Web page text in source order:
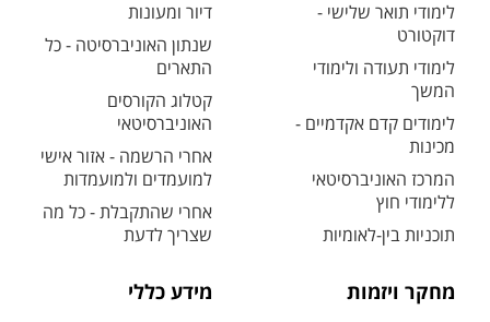
לימודי תואר שלישי -
דוקטורט
לימודי תעודה ולימודי
המשך
לימודים קדם אקדמיים -
מכינות
המרכז האוניברסיטאי
ללימודי חוץ
תוכניות בין-לאומיות
דיור ומעונות
שנתון האוניברסיטה - כל
התארים
קטלוג הקורסים
האוניברסיטאי
אחרי הרשמה - אזור אישי
למועמדים ולמועמדות
אחרי שהתקבלת - כל מה
שצריך לדעת
מחקר ויזמות מידע כללי